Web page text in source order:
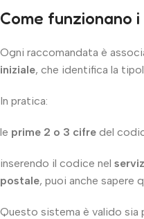
Come funzionano
Ogni raccomandata è
iniziale, che identifica la
In pratica:
le prime 2 o 3 cifre del
inserendo il codice nel
postale, puoi anche sapere
Questo sistema è valido sia